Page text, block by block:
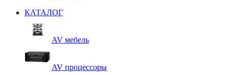
КАТАЛОГ
AV мебель
AV процессоры